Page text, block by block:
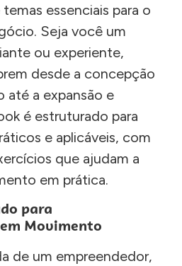
essenciais para o
Seja você um
ou experiente,
desde a concepção
até a expansão e
é estruturado para
e aplicáveis, com
que ajudam a
em prática.
para
Movimento
de um empreendedor,